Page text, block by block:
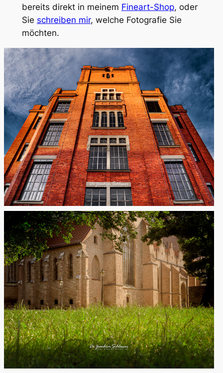
bereits direkt in meinem Fineart-Shop, oder
Sie schreiben mir, welche Fotografie Sie
möchten.